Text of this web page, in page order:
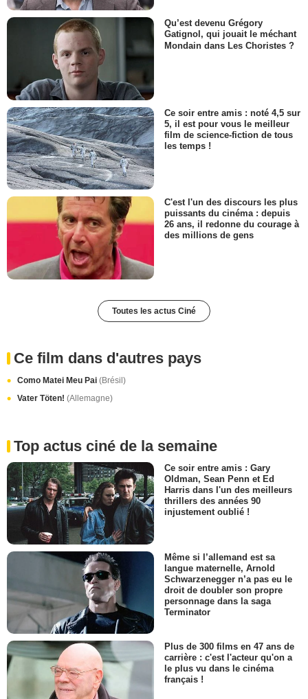
Qu’est devenu Grégory
Gatignol, qui jouait le méchant
Mondain dans Les Choristes ?
Ce soir entre amis : noté 4,5 sur
5, il est pour vous le meilleur
film de science-fiction de tous
les temps !
C'est l'un des discours les plus
puissants du cinéma : depuis
26 ans, il redonne du courage à
des millions de gens
Toutes les actus Ciné
Ce film dans d'autres pays
Como Matei Meu Pai (Brésil)
Vater Töten! (Allemagne)
Top actus ciné de la semaine
Ce soir entre amis : Gary
Oldman, Sean Penn et Ed
Harris dans l'un des meilleurs
thrillers des années 90
injustement oublié !
Même si l’allemand est sa
langue maternelle, Arnold
Schwarzenegger n’a pas eu le
droit de doubler son propre
personnage dans la saga
Terminator
Plus de 300 films en 47 ans de
carrière : c'est l'acteur qu'on a
le plus vu dans le cinéma
français !